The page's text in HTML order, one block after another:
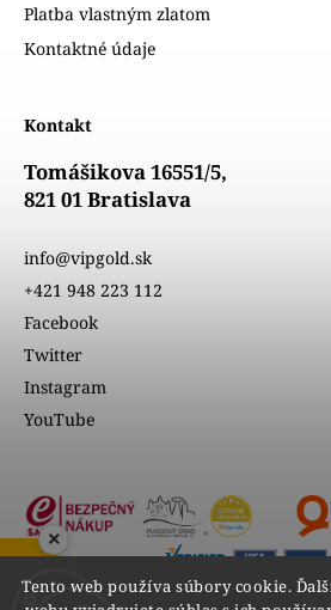
Tento web používa súbory cookie.
Platba vlastným zlatom
Kontaktné údaje
Kontakt
Tomášikova 16551/5,
821 01 Bratislava
info@vipgold.sk
+421 948 223 112
Facebook
Twitter
Instagram
YouTube
×